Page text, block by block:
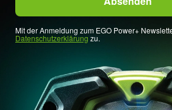
Mit der Anmeldung zum EGO Power+
Datenschutzerklärung zu.